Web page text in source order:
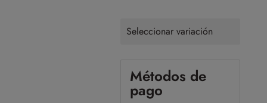
Seleccionar variación
Métodos de
pago